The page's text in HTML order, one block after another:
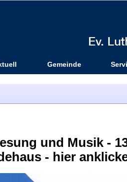
Gemeinde
und Musik -
- hier